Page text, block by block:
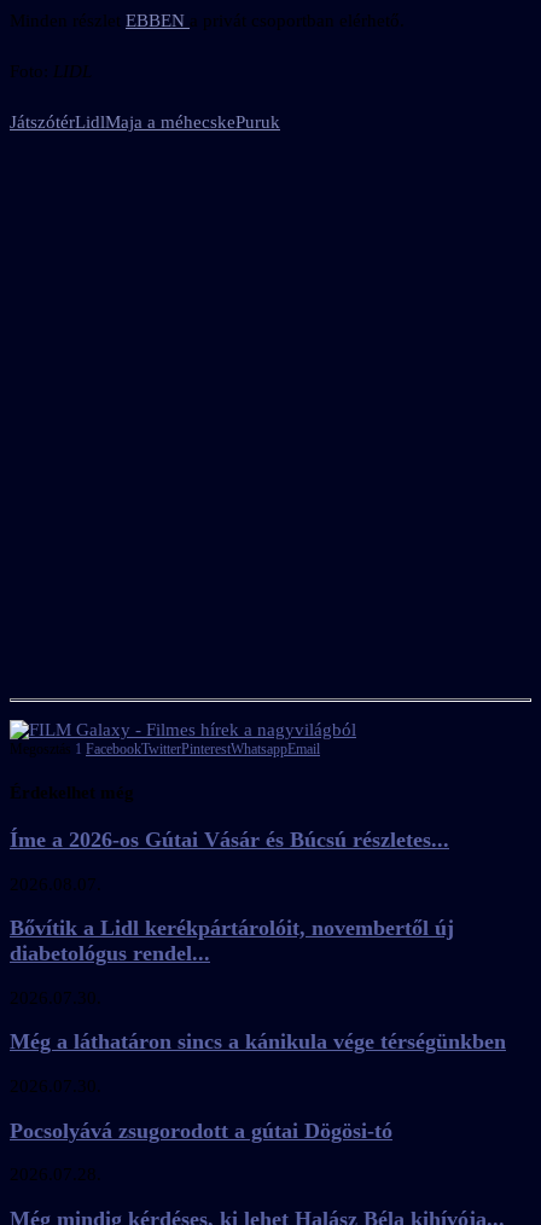
Minden részlet EBBEN a privát csoportban elérhető.
Foto: LIDL
JátszótérLidlMaja a méhecskePuruk
Megosztás 1 FacebookTwitterPinterestWhatsappEmail
Érdekelhet még
Íme a 2026-os Gútai Vásár és Búcsú részletes...
2026.08.07.
Bővítik a Lidl kerékpártárolóit, novembertől új
diabetológus rendel...
2026.07.30.
Még a láthatáron sincs a kánikula vége térségünkben
2026.07.30.
Pocsolyává zsugorodott a gútai Dögösi-tó
2026.07.28.
Még mindig kérdéses, ki lehet Halász Béla kihívója...